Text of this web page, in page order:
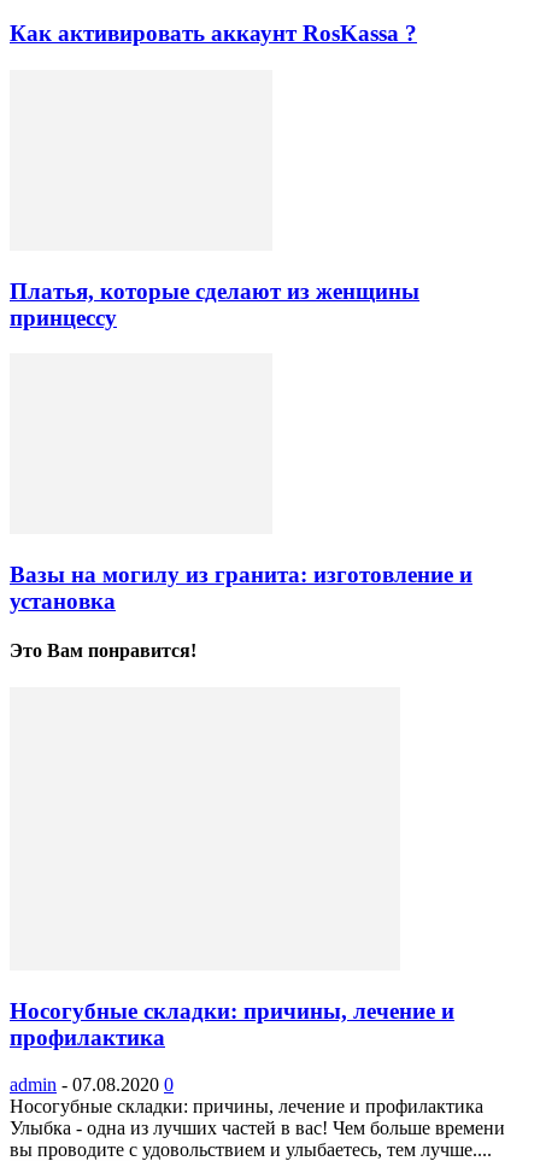
Как активировать аккаунт RosKassa ?
Платья, которые сделают из женщины
принцессу
Вазы на могилу из гранита: изготовление и
установка
Это Вам понравится!
Носогубные складки: причины, лечение и
профилактика
admin - 07.08.2020 0
Носогубные складки: причины, лечение и профилактика
Улыбка - одна из лучших частей в вас! Чем больше времени
вы проводите с удовольствием и улыбаетесь, тем лучше....